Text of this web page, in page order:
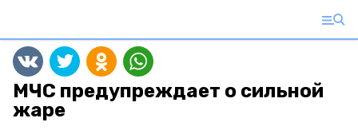
МЧС предупреждает о сильной
жаре